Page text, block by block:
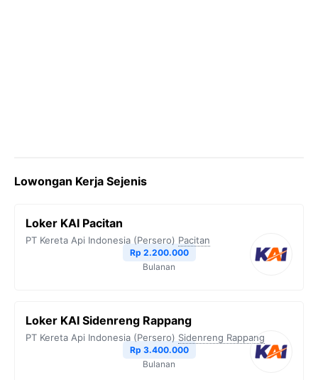
Lowongan Kerja Sejenis
Loker KAI Pacitan
PT Kereta Api Indonesia (Persero) Pacitan
Rp 2.200.000
Bulanan
Loker KAI Sidenreng Rappang
PT Kereta Api Indonesia (Persero) Sidenreng Rappang
Rp 3.400.000
Bulanan